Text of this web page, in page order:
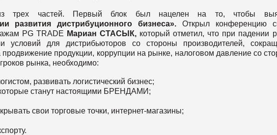
из трех частей. Первый блок был нацелен на то, чтобы
развитиядистрибуционногобизнеса». Открыл конференцию
PG TRADE МарианСТАСЫК, который отметил, что при падении
условий для дистрибьюторов со стороны производителей,
продукции, коррупции на рынке, налоговом давление со
рынка, необходимо:
развивать логистический бизнес;
станут настоящими БРЕНДАМИ;
свои торговые точки, интернет-магазины;